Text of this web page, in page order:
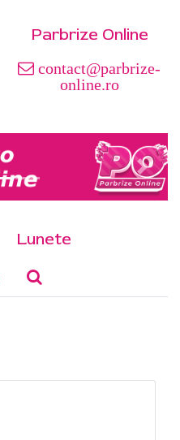
Parbrize Online
contact@parbrize-
online.ro
Lunete